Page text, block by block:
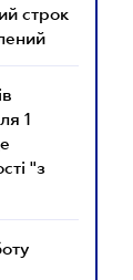
строк
1
"з